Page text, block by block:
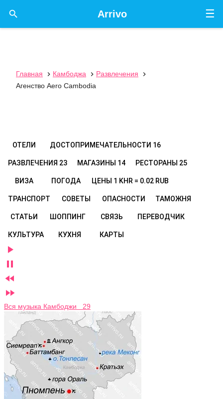
☰
Arrivo

Главная  Камбоджа  Развлечения

Агенство Aero Cambodia
ОТЕЛИ ДОСТОПРИМЕЧАТЕЛЬНОСТИ 16
РАЗВЛЕЧЕНИЯ 23 МАГАЗИНЫ 14 РЕСТОРАНЫ 25
ВИЗА ПОГОДА ЦЕНЫ 1 KHR = 0.02 RUB
ТРАНСПОРТ СОВЕТЫ ОПАСНОСТИ ТАМОЖНЯ
СТАТЬИ ШОППИНГ СВЯЗЬ ПЕРЕВОДЧИК
КУЛЬТУРА КУХНЯ КАРТЫ




Вся музыка Камбоджи 29